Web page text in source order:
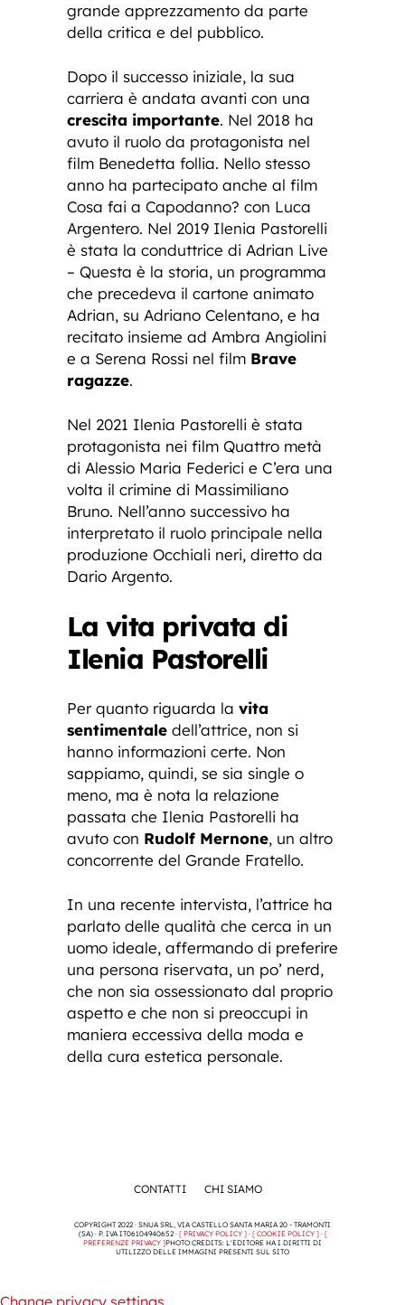
grande apprezzamento da parte
della critica e del pubblico.
Dopo il successo iniziale, la sua
carriera è andata avanti con una
crescita importante. Nel 2018 ha
avuto il ruolo da protagonista nel
film Benedetta follia. Nello stesso
anno ha partecipato anche al film
Cosa fai a Capodanno? con Luca
Argentero. Nel 2019 Ilenia Pastorelli
è stata la conduttrice di Adrian Live
– Questa è la storia, un programma
che precedeva il cartone animato
Adrian, su Adriano Celentano, e ha
recitato insieme ad Ambra Angiolini
e a Serena Rossi nel film Brave
ragazze.
Nel 2021 Ilenia Pastorelli è stata
protagonista nei film Quattro metà
di Alessio Maria Federici e C’era una
volta il crimine di Massimiliano
Bruno. Nell’anno successivo ha
interpretato il ruolo principale nella
produzione Occhiali neri, diretto da
Dario Argento.
La vita privata di
Ilenia Pastorelli
Per quanto riguarda la vita
sentimentale dell’attrice, non si
hanno informazioni certe. Non
sappiamo, quindi, se sia single o
meno, ma è nota la relazione
passata che Ilenia Pastorelli ha
avuto con Rudolf Mernone, un altro
concorrente del Grande Fratello.
In una recente intervista, l’attrice ha
parlato delle qualità che cerca in un
uomo ideale, affermando di preferire
una persona riservata, un po’ nerd,
che non sia ossessionato dal proprio
aspetto e che non si preoccupi in
maniera eccessiva della moda e
della cura estetica personale.
CONTATTI CHI SIAMO
COPYRIGHT 2022 · SNUA SRL, VIA CASTELLO SANTA MARIA 20 - TRAMONTI
(SA) · P. IVA IT06104940652 · [ PRIVACY POLICY ]· [ COOKIE POLICY ]· [
PREFERENZE PRIVACY ]PHOTO CREDITS: L'EDITORE HA I DIRITTI DI
UTILIZZO DELLE IMMAGINI PRESENTI SUL SITO